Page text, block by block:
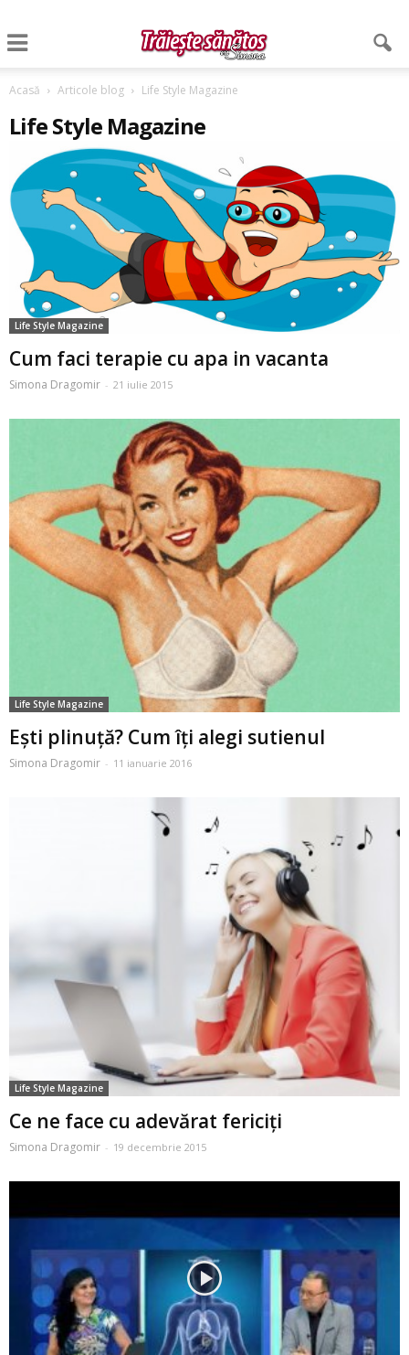
Acasă Articole blog Life Style Magazine
Life Style Magazine
Life Style Magazine
Cum faci terapie cu apa in vacanta
Simona Dragomir - 21 iulie 2015
Life Style Magazine
Ești plinuță? Cum îți alegi sutienul
Simona Dragomir - 11 ianuarie 2016
Life Style Magazine
Ce ne face cu adevărat fericiţi
Simona Dragomir - 19 decembrie 2015